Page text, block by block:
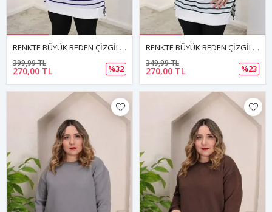
RENKTE BÜYÜK BEDEN ÇİZGİLİ SAKS SWEAT & TUNİK
270,00 TL
399,99 TL
%32
RENKTE BÜYÜK BEDEN ÇİZGİLİ YEŞİL SWEAT & TUNİK
270,00 TL
349,99 TL
%23